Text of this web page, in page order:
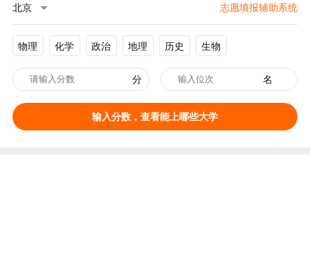
北京 志愿填报辅助系统
物理 化学 政治 地理 历史 生物
分 名
输入分数，查看能上哪些大学